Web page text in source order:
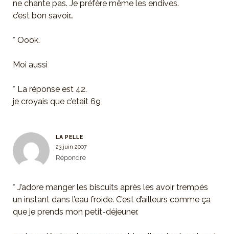
ne chante pas. Je préfère même les endives.
c’est bon savoir…
* Oook.
Moi aussi
* La réponse est 42.
je croyais que c’etait 69
LA PELLE
23 juin 2007
Répondre
* J’adore manger les biscuits après les avoir trempés
un instant dans l’eau froide. C’est d’ailleurs comme ça
que je prends mon petit-déjeuner.